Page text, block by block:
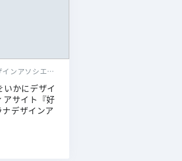
株式会社ラナデザインアソシエイツ
いかにデザイ
アサイト『好
デザインア